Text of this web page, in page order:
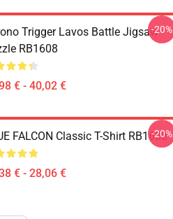
Trigger Lavos Battle Jigsaw
RB1608
€ - 40,02 €
-20%
FALCON Classic T-Shirt RB1608
€ - 28,06 €
-20%